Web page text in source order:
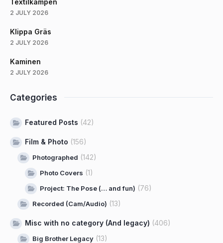
2 JULY 2026
Klippa Gräs
2 JULY 2026
Kaminen
2 JULY 2026
Categories
Featured Posts (42)
Film & Photo (156)
Photographed (142)
Photo Covers (1)
Project: The Pose (… and fun) (76)
Recorded (Cam/Audio) (13)
Misc with no category (And legacy) (406)
Big Brother Legacy (13)